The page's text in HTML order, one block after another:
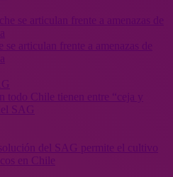
se articulan frente a amenazas de
SAG
del SAG permite el cultivo
en Chile